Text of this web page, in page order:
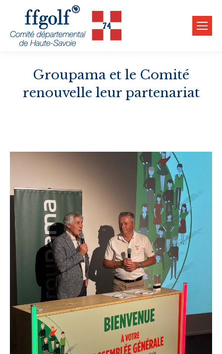
Groupama et le Comité
renouvelle leur partenariat